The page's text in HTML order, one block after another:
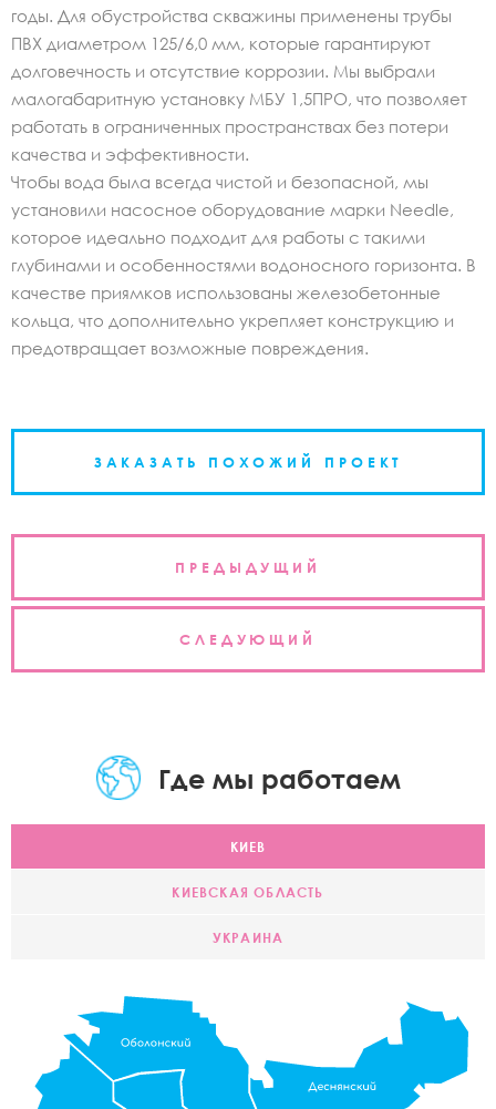
годы. Для обустройства скважины применены трубы
ПВХ диаметром 125/6,0 мм, которые гарантируют
долговечность и отсутствие коррозии. Мы выбрали
малогабаритную установку МБУ 1,5ПРО, что позволяет
работать в ограниченных пространствах без потери
качества и эффективности.
Чтобы вода была всегда чистой и безопасной, мы
установили насосное оборудование марки Needle,
которое идеально подходит для работы с такими
глубинами и особенностями водоносного горизонта. В
качестве приямков использованы железобетонные
кольца, что дополнительно укрепляет конструкцию и
предотвращает возможные повреждения.
ЗАКАЗАТЬ ПОХОЖИЙ ПРОЕКТ
Навигация
записям
ПРЕДЫДУЩИЙ
СЛЕДУЮЩИЙ
Где мы работаем
КИЕВ
КИЕВСКАЯ ОБЛАСТЬ
УКРАИНА